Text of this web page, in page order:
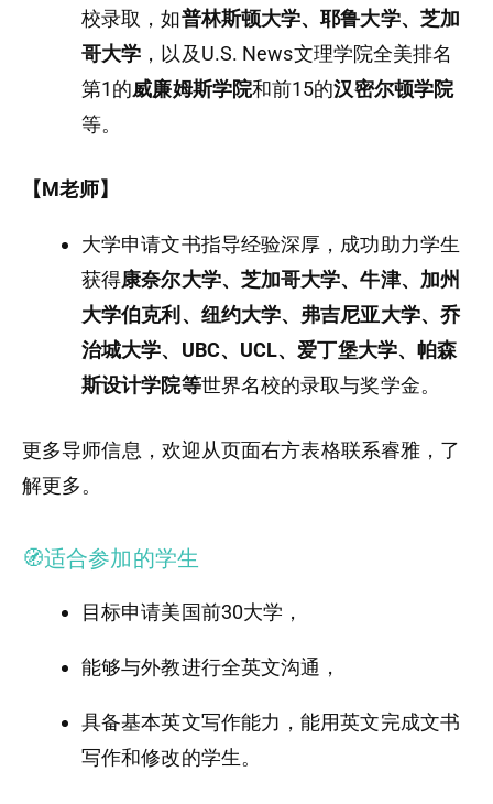
校录取，如普林斯顿大学、耶鲁大学、芝加
哥大学 ，以及U.S. News文理学院全美排名
第1的威廉姆斯学院和前15的汉密尔顿学院
等。
【M老师】
大学申请文书指导经验深厚，成功助力学生
获得康奈尔大学、芝加哥大学、牛津、加州
大学伯克利、纽约大学、弗吉尼亚大学、乔
治城大学、UBC、UCL、爱丁堡大学、帕森
斯设计学院等世界名校的录取与奖学金。
更多导师信息，欢迎从页面右方表格联系睿雅，了
解更多。
🧭适合参加的学生
目标申请美国前30大学，
能够与外教进行全英文沟通，
具备基本英文写作能力，能用英文完成文书
写作和修改的学生。